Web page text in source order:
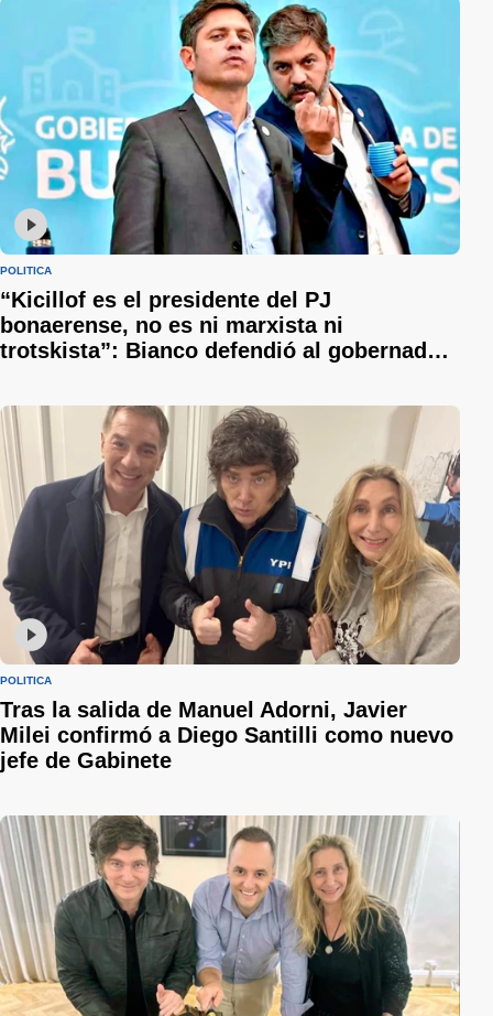
POLÍTICA
“Kicillof es el presidente del PJ
bonaerense, no es ni marxista ni
trotskista”: Bianco defendió al gobernador
POLÍTICA
Tras la salida de Manuel Adorni, Javier
Milei confirmó a Diego Santilli como nuevo
jefe de Gabinete